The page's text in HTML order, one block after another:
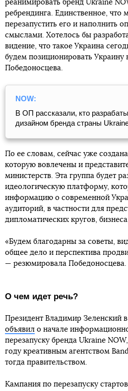
реанимировать бренд Ukraine
ребрендинга. Единственное, что
перезапустить его и наполнить
смыслами. Хотелось бы
видение, что такое Украина
будем позиционировать
Победоносцева.
NOW:
В ОП рассказали, кто
дизайном бренда страны
По ее словам, сейчас уже
которую вовлечены и
министерств. Эта группа будет
идеологическую платформу,
информацию о современной
аудиторий, в частности для
дипломатических кругов,
«Будем благодарны за советы,
общее дело и перспектива
— резюмировала Победоносцева.
О чем идет речь?
Президент Владимир Зеленский
объявил о начале
перезапуску бренда Ukraine
году креативным агентством
тогда правительством.
Кампания по перезапуску